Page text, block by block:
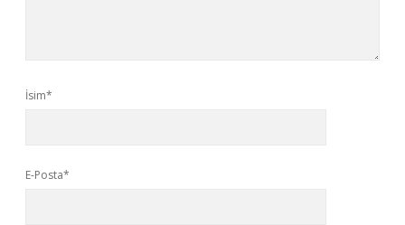
İsim*
E-Posta*